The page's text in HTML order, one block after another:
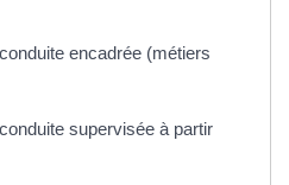
encadrée (métiers
supervisée à partir